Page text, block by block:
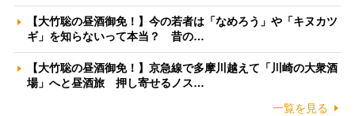
【大竹聡の昼酒御免！】今の若者は「なめろう」や「キヌカツ
ギ」を知らないって本当？ 昔の…
【大竹聡の昼酒御免！】京急線で多摩川越えて「川崎の大衆酒
場」へと昼酒旅 押し寄せるノス…
一覧を見る